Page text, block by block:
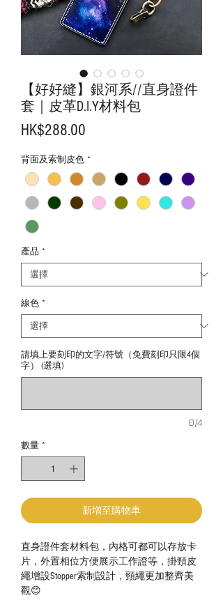
【好好縫】銀河系//直身證件
套｜皮革D.I.Y材料包
HK$288.00
背面及索制皮色 *
產品 *
線色 *
請填上要刻印的文字/符號（免費刻印只限4個
字） (選填)
0/4
數量 *
新增至購物車
直身證件套材料包，內格可都可以存放卡
片，外置相位方便展示工作證等，掛頸皮
繩增設Stopper索制設計，頸繩更加整齊美
觀😊